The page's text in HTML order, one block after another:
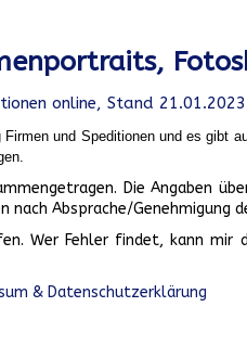
online, Stand 21.01.2023
und Speditionen und es gibt
Die Angaben
nach Absprache/Genehmigung
Wer Fehler findet, kann
& Datenschutzerklärung